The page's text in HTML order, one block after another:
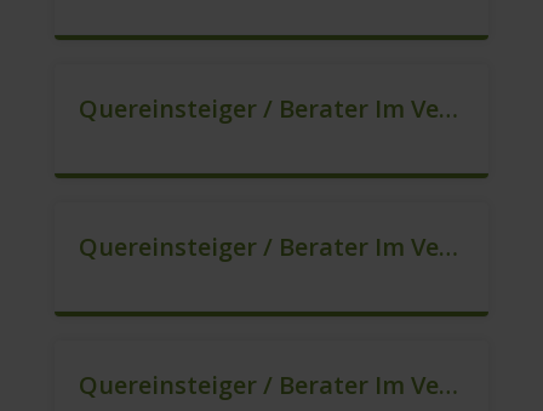
Quereinsteiger / Berater Im Vertrieb In Festanstellung (m/w/d)
Quereinsteiger / Berater Im Vertrieb, Keine Zeitarbeit! (m/w/d)
Quereinsteiger / Berater Im Vertrieb – Ab Sofort (m/w/d)